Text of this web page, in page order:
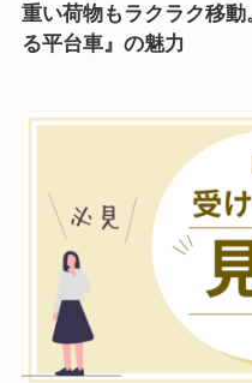
重い荷物もラクラク移
る平台車』の魅力